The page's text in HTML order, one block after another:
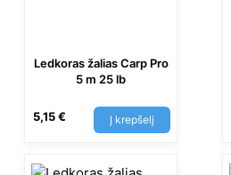
Ledkoras žalias Carp Pro
5 m 25 lb
5,15€ Į krepšelį